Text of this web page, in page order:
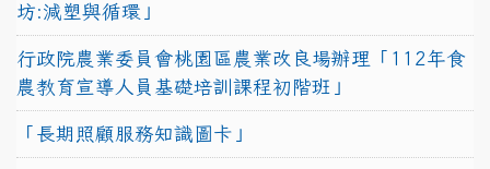
坊:減塑與循環」
行政院農業委員會桃園區農業改良場辦理「112年食
農教育宣導人員基礎培訓課程初階班」
「長期照顧服務知識圖卡」